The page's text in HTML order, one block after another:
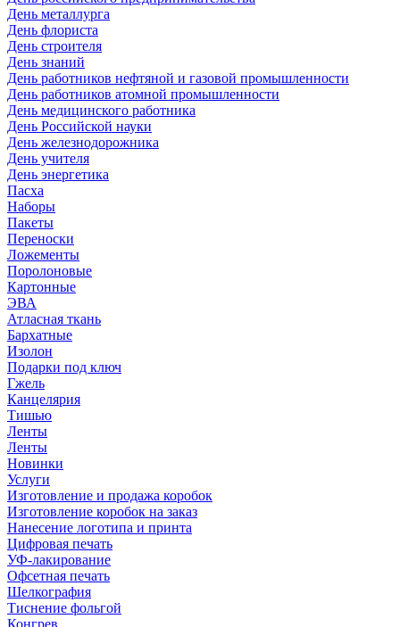
День металлурга
День флориста
День строителя
День знаний
День работников нефтяной и газовой промышленности
День работников атомной промышленности
День медицинского работника
День Российской науки
День железнодорожника
День учителя
День энергетика
Пасха
Наборы
Пакеты
Переноски
Ложементы
Поролоновые
Картонные
ЭВА
Атласная ткань
Бархатные
Изолон
Подарки под ключ
Гжель
Канцелярия
Тишью
Ленты
Ленты
Новинки
Услуги
Изготовление и продажа коробок
Изготовление коробок на заказ
Нанесение логотипа и принта
Цифровая печать
УФ-лакирование
Офсетная печать
Шелкография
Тиснение фольгой
Конгрев